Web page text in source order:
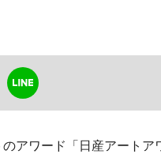
アワード「日産アート